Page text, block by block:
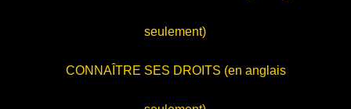
seulement)
CONNAÎTRE SES DROITS (en anglais